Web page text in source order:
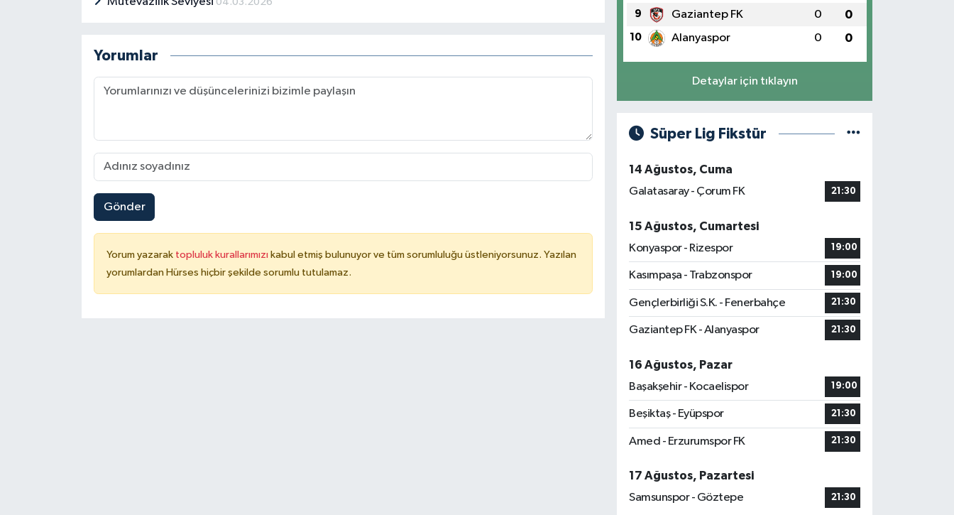
Yorumlar
Gönder
Yorum yazarak topluluk kurallarımızı kabul etmiş bulunuyor ve tüm sorumluluğu üstleniyorsunuz. Yazılan
yorumlardan Hürses hiçbir şekilde sorumlu tutulamaz.
9 Gaziantep FK 0 0
10 Alanyaspor 0 0
Detaylar için tıklayın
Süper Lig Fikstür
14 Ağustos, Cuma
Galatasaray - Çorum FK
21:30
15 Ağustos, Cumartesi
Konyaspor - Rizespor
19:00
Kasımpaşa - Trabzonspor 19:00
Gençlerbirliği S.K. - Fenerbahçe 21:30
Gaziantep FK - Alanyaspor 21:30
16 Ağustos, Pazar
Başakşehir - Kocaelispor
19:00
Beşiktaş - Eyüpspor 21:30
Amed - Erzurumspor FK 21:30
17 Ağustos, Pazartesi
Samsunspor - Göztepe
21:30